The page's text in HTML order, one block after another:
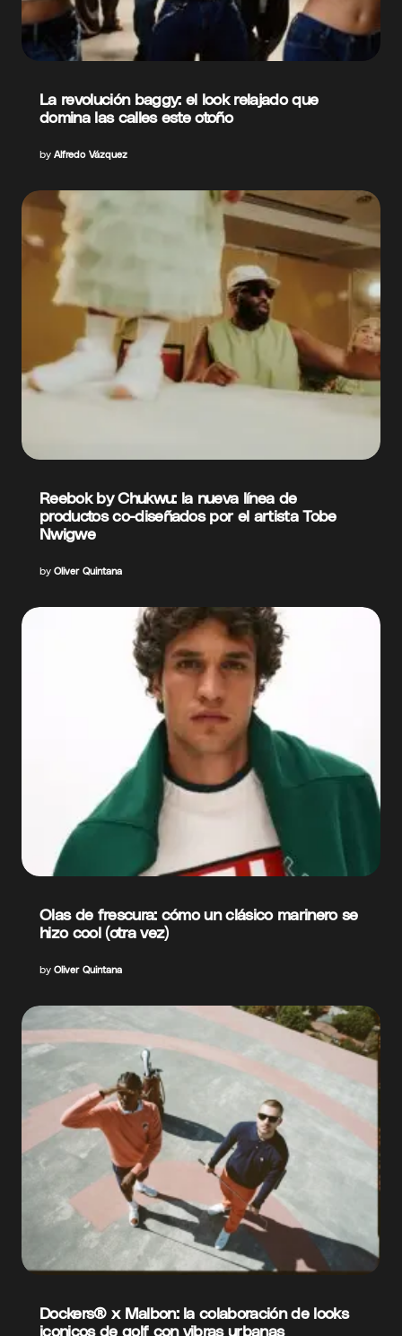
La revolución baggy: el look relajado que
domina las calles este otoño
by Alfredo Vázquez
Reebok by Chukwu: la nueva línea de
productos co-diseñados por el artista Tobe
Nwigwe
by Oliver Quintana
Olas de frescura: cómo un clásico marinero se
hizo cool (otra vez)
by Oliver Quintana
Dockers® x Malbon: la colaboración de looks
iconicos de golf con vibras urbanas